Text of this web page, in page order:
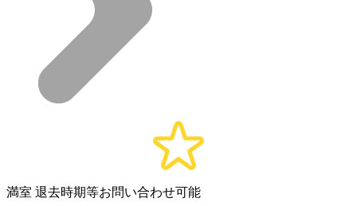
満室 退去時期等お問い合わせ可能